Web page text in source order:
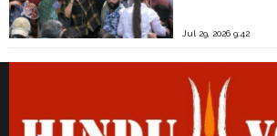
Jul 29, 2026 9:42